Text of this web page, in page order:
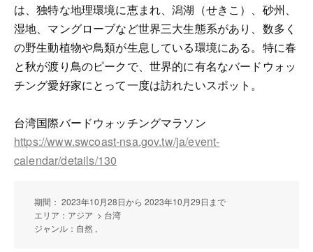
は、独特な地理環境に恵まれ、潟湖（せきこ）、砂州、
湿地、マングローブなど世界三大生態系があり、数多く
の野生動植物や鳥類が生息している環境にある。特に春
と秋が渡り鳥のピークで、世界的に有名なバードウォッ
チング愛好家にとって一度は訪れたいスポット。
台湾国際バードウォッチングマラソン
https://www.swcoast-nsa.gov.tw/ja/event-
calendar/details/130
期間： 2023年10月28日から 2023年10月29日まで
エリア：アジア > 台湾
ジャンル：自然 ,